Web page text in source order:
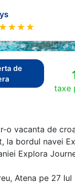
de
taxe
o vacanta de
la bordul navei
Explora
Atena pe 27